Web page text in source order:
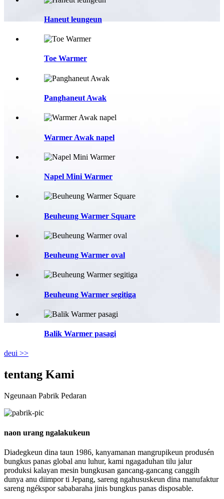
Haneut leungeun
Toe Warmer
Panghaneut Awak
Warmer Awak napel
Napel Mini Warmer
Beuheung Warmer Square
Beuheung Warmer oval
Beuheung Warmer segitiga
Balik Warmer pasagi
deui >>
tentang Kami
Ngeunaan Pabrik Pedaran
naon urang ngalakukeun
Diadegkeun dina taun 1986, kanyamanan mangrupikeun produsén
bungkus panas global anu luhur, kami ngagaduhan tilu jalur
produksi kalayan mesin bungkusan gancang-gancang canggih
dunya anu diimpor ti Jepang, sareng ngahususkeun dina manufaktur
sareng ngékspor sababaraha jinis bungkus panas disposable.